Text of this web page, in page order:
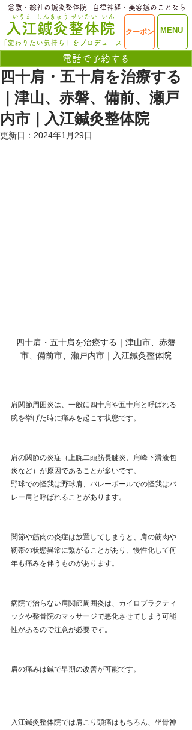
ME
​入江鍼灸整体院
いりえ
MENU
クーポン
電話で予約する
せいたい
しんきゅう いん
「変わりたい気持ち」をプロデュース
​倉敷・総社の鍼灸整体院 ​自律神経・美容鍼のことなら
四十肩・五十肩を治療する
｜津山、赤磐、備前、瀬戸
内市｜入江鍼灸整体院
更新日： 2024年1月29日
四十肩・五十肩を治療する｜津山市、赤磐
市、備前市、瀬戸内市｜入江鍼灸整体院
肩関節周囲炎は、一般に四十肩や五十肩と呼ばれる
腕を挙げた時に痛みを起こす状態です。
肩の関節の炎症（上腕二頭筋長腱炎、肩峰下滑液包
炎など）が原因であることが多いです。
野球での怪我は野球肩、バレーボールでの怪我はバ
レー肩と呼ばれることがあります。
関節や筋肉の炎症は放置してしまうと、肩の筋肉や
靭帯の状態異常に繋がることがあり、慢性化して何
年も痛みを伴うものがあります。
病院で治らない肩関節周囲炎は、カイロプラクティ
ックや整骨院のマッサージで悪化させてしまう可能
性があるので注意が必要です。
肩の痛みは鍼で早期の改善が可能です。
入江鍼灸整体院では肩こり頭痛はもちろん、坐骨神